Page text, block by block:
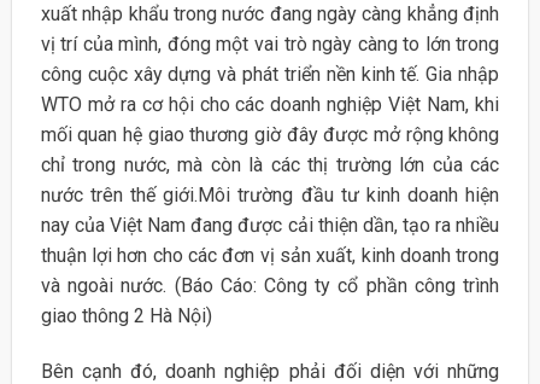
xuất nhập khẩu trong nước đang ngày càng khẳng định
vị trí của mình, đóng một vai trò ngày càng to lớn trong
công cuộc xây dựng và phát triển nền kinh tế. Gia nhập
WTO mở ra cơ hội cho các doanh nghiệp Việt Nam, khi
mối quan hệ giao thương giờ đây được mở rộng không
chỉ trong nước, mà còn là các thị trường lớn của các
nước trên thế giới.Môi trường đầu tư kinh doanh hiện
nay của Việt Nam đang được cải thiện dần, tạo ra nhiều
thuận lợi hơn cho các đơn vị sản xuất, kinh doanh trong
và ngoài nước. (Báo Cáo: Công ty cổ phần công trình
giao thông 2 Hà Nội)
Bên cạnh đó, doanh nghiệp phải đối diện với những